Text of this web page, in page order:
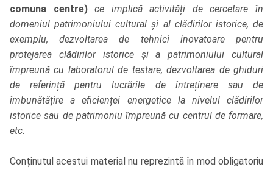
comuna centre)ce implică activități de cercetare în
domeniul patrimoniului cultural și al clădirilor istorice, de
exemplu, dezvoltarea de tehnici inovatoare pentru
protejarea clădirilor istorice și a patrimoniului cultural
împreună cu laboratorul de testare, dezvoltarea de ghiduri
de referință pentru lucrările de întreținere sau de
îmbunătățire a eficienței energetice la nivelul clădirilor
istorice sau de patrimoniu împreună cu centrul de formare,
etc.
Conținutul acestui material nu reprezintă în mod obligatoriu